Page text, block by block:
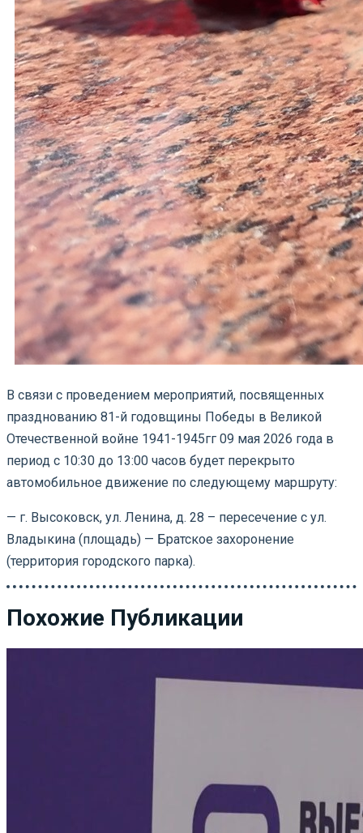
В связи с проведением мероприятий, посвященных
празднованию 81-й годовщины Победы в Великой
Отечественной войне 1941-1945гг 09 мая 2026 года в
период с 10:30 до 13:00 часов будет перекрыто
автомобильное движение по следующему маршруту:
— г. Высоковск, ул. Ленина, д. 28 – пересечение с ул.
Владыкина (площадь) — Братское захоронение
(территория городского парка).
Похожие Публикации